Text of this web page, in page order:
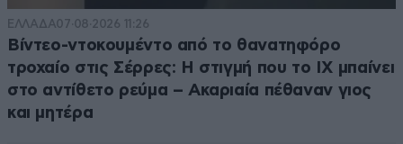
ΕΛΛΑΔΑ07·08·2026 11:26
Βίντεο-ντοκουμέντο από το θανατηφόρο
τροχαίο στις Σέρρες: Η στιγμή που το ΙΧ μπαίνει
στο αντίθετο ρεύμα – Ακαριαία πέθαναν γιος
και μητέρα